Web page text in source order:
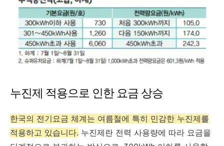
누진제 적용으로 인한 요금 상승
한국의 전기요금 체계는 여름철에 특히 민감한 누진제를
적용하고 있습니다. 누진제란 전력 사용량에 따라 요금을